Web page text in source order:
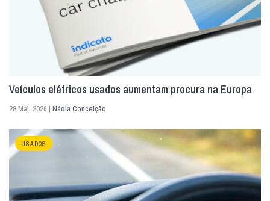
Veículos elétricos usados aumentam procura na Europa
28 Mai. 2026 | Nádia Conceição
USADOS